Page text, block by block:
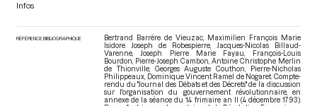
Infos
RÉFÉRENCE BIBLIOGRAPHIQUE
Bertrand Barrère de Vieuzac, Maximilien François Marie
Isidore Joseph de Robespierre, Jacques-Nicolas Billaud-
Varenne, Joseph Pierre Marie Fayau, François-Louis
Bourdon, Pierre-Joseph Cambon, Antoine Christophe Merlin
de Thionville, Georges Auguste Couthon, Pierre-Nicholas
Philippeaux, Dominique Vincent Ramel de Nogaret. Compte-
rendu du "Journal des Débats et des Décrets" de la discussion
sur l'organisation du gouvernement révolutionnaire, en
annexe de la séance du 14 frimaire an II (4 décembre 1793).